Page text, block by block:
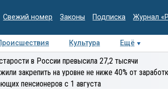
Свежий номер Законы Подписка Журнал
Культура Ещё
Интервью Колумнисты
в России превысила 27,2 тысячи
закрепить на уровне не ниже 40% от
пенсионеров с 1 августа